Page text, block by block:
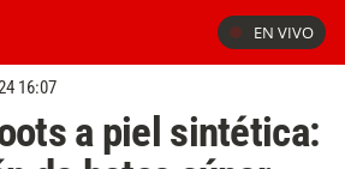
EN VIVO
16:07
a piel sintética: